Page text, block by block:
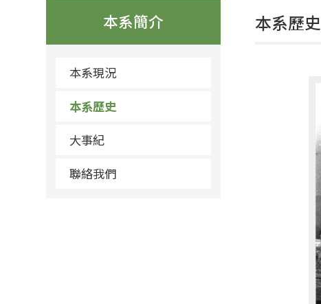
本系簡介
本系現況
本系歷史
大事紀
聯絡我們
本系歷史